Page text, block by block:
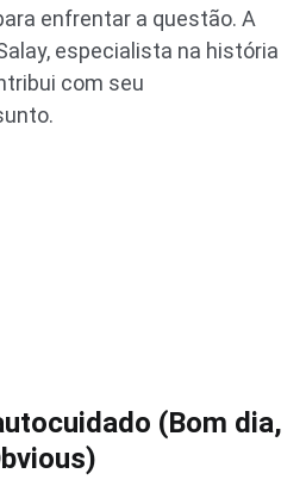
enfrentar a questão. A
especialista na história
com seu
(Bom dia,